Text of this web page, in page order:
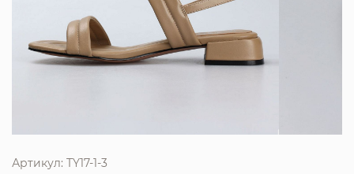
Артикул: TY17-1-3